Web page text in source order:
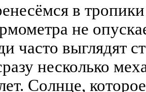
в
не
часто выглядят
несколько
Солнце,